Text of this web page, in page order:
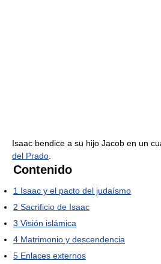
Isaac bendice a su hijo Jacob en un
del Prado.
Contenido
1 Isaac y el pacto del judaísmo
2 Sacrificio de Isaac
3 Visión islámica
4 Matrimonio y descendencia
5 Enlaces externos